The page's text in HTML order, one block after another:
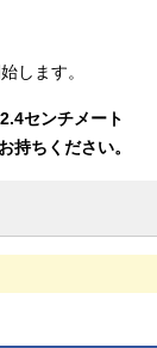
します。
センチメート
持ちください。